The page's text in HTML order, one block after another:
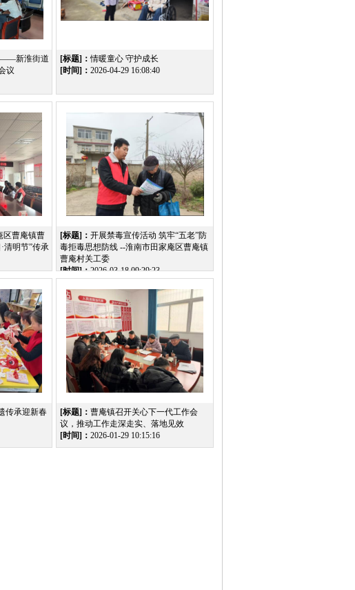
——新淮街道
议
[标题]：情暖童心 守护成长
[时间]： 2026-04-29 16:08:40
区曹庵镇曹
清明节”传承
[标题]： 开展禁毒宣传活动 筑牢“五老”防
毒拒毒思想防线 --淮南市田家庵区曹庵镇
曹庵村关工委
[时间]：2026-03-18 09:29:23
传承迎新春
[标题]： 曹庵镇召开关心下一代工作会
议，推动工作走深走实、落地见效
[时间]： 2026-01-29 10:15:16